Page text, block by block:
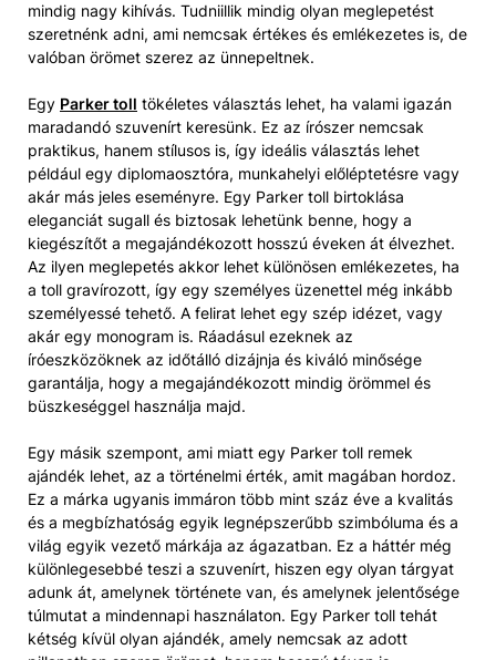
mindig nagy kihívás. Tudniillik mindig olyan meglepetést
szeretnénk adni, ami nemcsak értékes és emlékezetes is, de
valóban örömet szerez az ünnepeltnek.
Egy Parker toll tökéletes választás lehet, ha valami igazán
maradandó szuvenírt keresünk. Ez az írószer nemcsak
praktikus, hanem stílusos is, így ideális választás lehet
például egy diplomaosztóra, munkahelyi előléptetésre vagy
akár más jeles eseményre. Egy Parker toll birtoklása
eleganciát sugall és biztosak lehetünk benne, hogy a
kiegészítőt a megajándékozott hosszú éveken át élvezhet.
Az ilyen meglepetés akkor lehet különösen emlékezetes, ha
a toll gravírozott, így egy személyes üzenettel még inkább
személyessé tehető. A felirat lehet egy szép idézet, vagy
akár egy monogram is. Ráadásul ezeknek az
íróeszközöknek az időtálló dizájnja és kiváló minősége
garantálja, hogy a megajándékozott mindig örömmel és
büszkeséggel használja majd.
Egy másik szempont, ami miatt egy Parker toll remek
ajándék lehet, az a történelmi érték, amit magában hordoz.
Ez a márka ugyanis immáron több mint száz éve a kvalitás
és a megbízhatóság egyik legnépszerűbb szimbóluma és a
világ egyik vezető márkája az ágazatban. Ez a háttér még
különlegesebbé teszi a szuvenírt, hiszen egy olyan tárgyat
adunk át, amelynek története van, és amelynek jelentősége
túlmutat a mindennapi használaton. Egy Parker toll tehát
kétség kívül olyan ajándék, amely nemcsak az adott